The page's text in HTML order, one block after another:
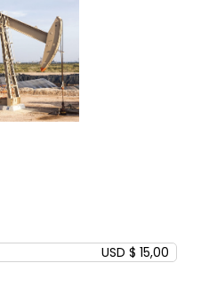
USD $ 15,00